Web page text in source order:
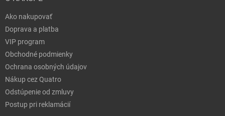
Ako nakupovať
Doprava a platba
VIP program
Obchodné podmienky
Ochrana osobných údajov
Nákup cez Quatro
Odstúpenie od zmluvy
Postup pri reklamácií